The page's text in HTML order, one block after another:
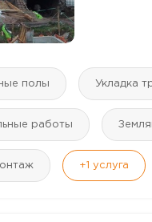
полы Укладка
работы
+1 услуга